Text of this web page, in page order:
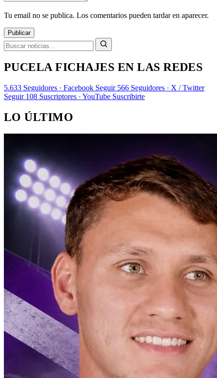
Tu email no se publica. Los comentarios pueden tardar en aparecer.
Publicar
PUCELA FICHAJES EN LAS REDES
5.633 Seguidores · Facebook Seguir 566 Seguidores · X / Twitter
Seguir 108 Suscriptores · YouTube Suscribirte
LO ÚLTIMO